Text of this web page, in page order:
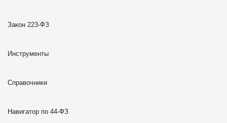
Закон 223-ФЗ
Инструменты
Справочники
Навигатор по 44-ФЗ